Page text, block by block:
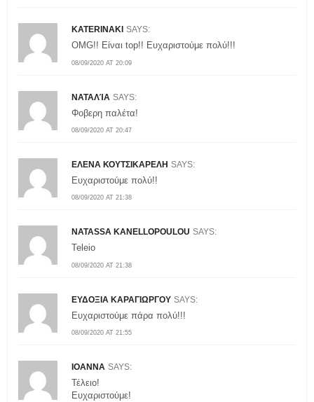
KATERINAKI SAYS:
08/09/2020 AT 20:09
OMG!! Είναι top!! Ευχαριστούμε πολύ!!!
ΝΑΤΑΛΊΑ SAYS:
08/09/2020 AT 20:47
Φοβερη παλέτα!
ΕΛΕΝΑ ΚΟΥΤΣΙΚΑΡΕΛΗ SAYS:
08/09/2020 AT 21:38
Ευχαριστούμε πολύ!!
NATASSA KANELLOPOULOU SAYS:
08/09/2020 AT 21:38
Teleio
ΕΥΔΟΞΙΑ ΚΑΡΑΓΙΩΡΓΟΥ SAYS:
08/09/2020 AT 21:55
Ευχαριστούμε πάρα πολύ!!!
IOANNA SAYS:
Τέλειο!
Ευχαριστούμε!